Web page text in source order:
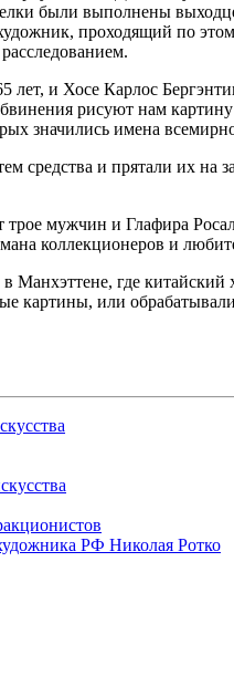
были выполнены
проходящий по
и Хосе Карлос
рисуют нам
значились имена
средства и прятали их
мужчин и Глафира
коллекционеров и
Манхэттене, где
или
РФ Николая Ротко